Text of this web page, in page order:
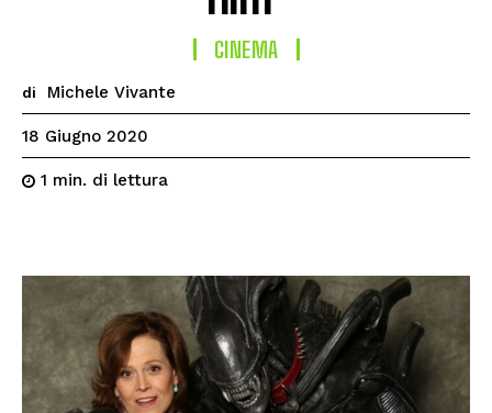
CINEMA
di Michele Vivante
18 Giugno 2020
1 min. di lettura